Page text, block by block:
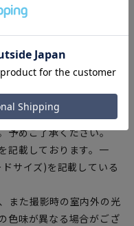
承ください。
イズ表を確認の上、ご購
感や実際のサイズ表に若
予めご了承ください。
記載しております。一
サイズ)を記載している
また撮影時の室内外の光
色味が異なる場合がござ